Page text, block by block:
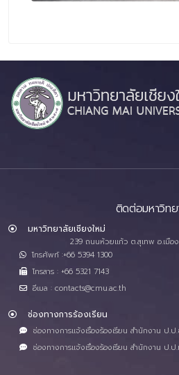
ติดต่อมหาวิท
มหาวิทยาลัยเชียงใหม่
239 ถนนห้วยแก้ว ต.สุเทพ อ.เมือ
โทรศัพท์ :+66 5394 1300
โทรสาร : +66 5321 7143
อีเมล : contacts@cmu.ac.th
ช่องทางการร้องเรียน
ช่องทางการแจ้งเรื่องร้องเรียน สำนักงาน ป.ป
ช่องทางการแจ้งเรื่องร้องเรียน สำนักงาน ป.ป